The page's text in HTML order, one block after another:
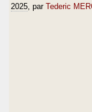
2025 , par Tederic